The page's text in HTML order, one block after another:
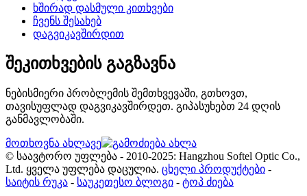
ხშირად დასმული კითხვები
ჩვენს შესახებ
დაგვიკავშირდით
შეკითხვების გაგზავნა
ნებისმიერი პრობლემის შემთხვევაში, გთხოვთ,
თავისუფლად დაგვიკავშირდეთ. გიპასუხებთ 24 დღის
განმავლობაში.
მოთხოვნა ახლავე
© საავტორო უფლება - 2010-2025: Hangzhou Softel Optic Co.,
Ltd. ყველა უფლება დაცულია. ცხელი პროდუქტები -
საიტის რუკა - საუკეთესო ბლოგი - ტოპ ძიება